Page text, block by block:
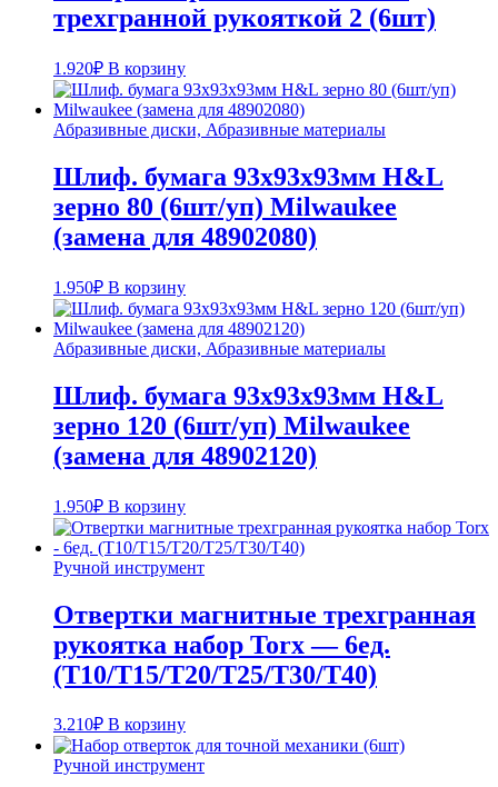
трехгранной рукояткой 2 (6шт)
1.920₽ В корзину
Абразивные диски, Абразивные материалы
Шлиф. бумага 93x93x93мм H&L
зерно 80 (6шт/уп) Milwaukee
(замена для 48902080)
1.950₽ В корзину
Абразивные диски, Абразивные материалы
Шлиф. бумага 93x93x93мм H&L
зерно 120 (6шт/уп) Milwaukee
(замена для 48902120)
1.950₽ В корзину
Ручной инструмент
Отвертки магнитные трехгранная
рукоятка набор Torx — 6ед.
(T10/T15/T20/T25/T30/T40)
3.210₽ В корзину
Ручной инструмент